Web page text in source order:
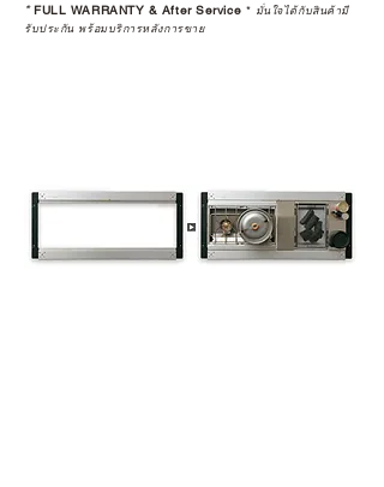
*FULL WARRANTY & After Service * มั่นใจได้กับสินค้ามี
รับประกัน พร้อมบริการหลังการขาย